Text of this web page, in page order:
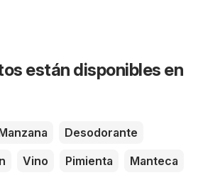
están disponibles en
Desodorante
Vino Pimienta
Manteca